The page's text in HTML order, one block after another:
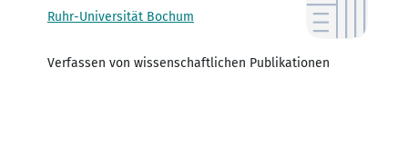
Ruhr-Universität Bochum
Verfassen von wissenschaftlichen Publikationen